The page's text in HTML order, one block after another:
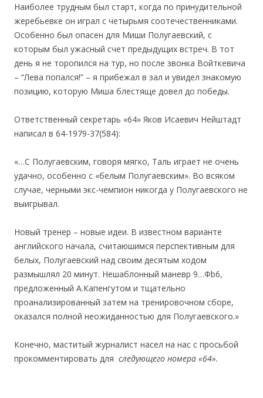
Наиболее трудным был старт, когда по принудительной
жеребьевке он играл с четырьмя соотечественниками.
Особенно был опасен для Миши Полугаевский, с
которым был ужасный счет предыдущих встреч. В тот
день я не торопился на тур, но после звонка Войткевича
– “Лева попался!” – я прибежал в зал и увидел знакомую
позицию, которую Миша блестяще довел до победы.
Ответственный секретарь «64» Яков Исаевич Нейштадт
написал в 64-1979-37(584):
«…С Полугаевским, говоря мягко, Таль играет не очень
удачно, особенно с «белым Полугаевским». Во всяком
случае, черными экс-чемпион никогда у Полугаевского не
выигрывал.
Новый тренер – новые идеи. В известном варианте
английского начала, считаюшимся перспективным для
белых, Полугаевский над своим десятым ходом
размышлял 20 минут. Нешаблонный маневр 9…Фb6,
предложенный А.Капенгутом и тщательно
проанализированный затем на тренировочном сборе,
оказался полной неожиданностью для Полугаевского.»
Конечно, маститый журналист насел на нас с просьбой
прокомментировать для следующего номера «64».